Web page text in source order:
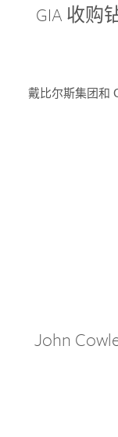
GIA 收购
戴比尔斯集团和
John